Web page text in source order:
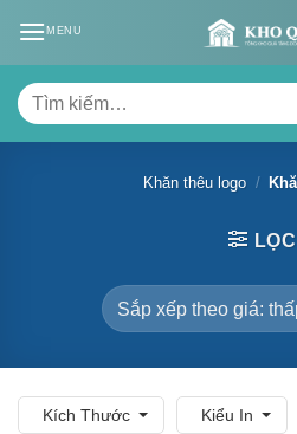
MENU
Tìm
kiếm:
Khăn thêu logo /
LỌC
Kích Thước Kiểu In